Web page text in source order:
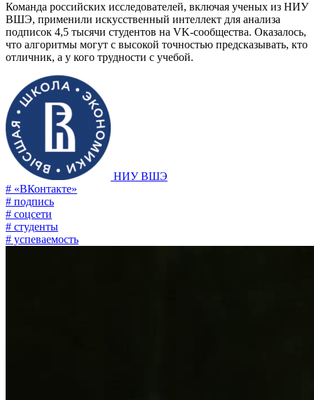
Команда российских исследователей, включая ученых из НИУ
ВШЭ, применили искусственный интеллект для анализа
подписок 4,5 тысячи студентов на VK-сообщества. Оказалось,
что алгоритмы могут с высокой точностью предсказывать, кто
отличник, а у кого трудности с учебой.
НИУ ВШЭ
# «ВКонтакте»
# подпись
# соцсети
# студенты
# успеваемость